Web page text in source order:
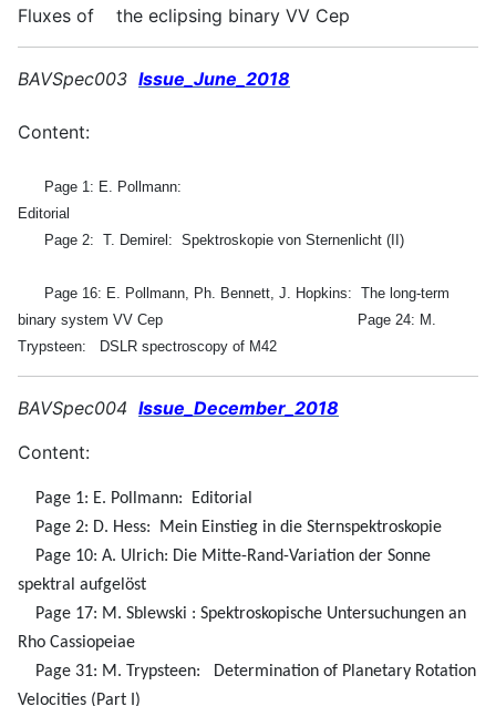
Fluxes of the eclipsing binary VV Cep
BAVSpec003 Issue_June_2018
Content:
Page 1: E. Pollmann:
Editorial
Page 2: T. Demirel: Spektroskopie von Sternenlicht (II)
Page 16: E. Pollmann, Ph. Bennett, J. Hopkins: The long-term
binary system VV Cep
Page 24: M.
Trypsteen:
DSLR spectroscopy of M42
BAVSpec004 Issue_December_2018
Content:
Page 1: E. Pollmann: Editorial
Page 2: D. Hess: Mein Einstieg in die Sternspektroskopie
Page 10: A. Ulrich: Die Mitte-Rand-Variation der Sonne
spektral aufgelöst
Page 17: M. Sblewski : Spektroskopische Untersuchungen an
Rho Cassiopeiae
Page 31: M. Trypsteen: Determination of Planetary Rotation
Velocities (Part I)